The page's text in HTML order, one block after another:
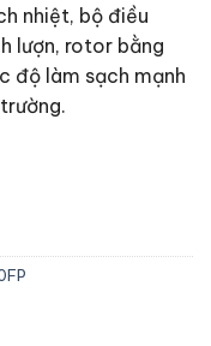
nhiệt, bộ điều
lượn, rotor bằng
độ làm sạch mạnh